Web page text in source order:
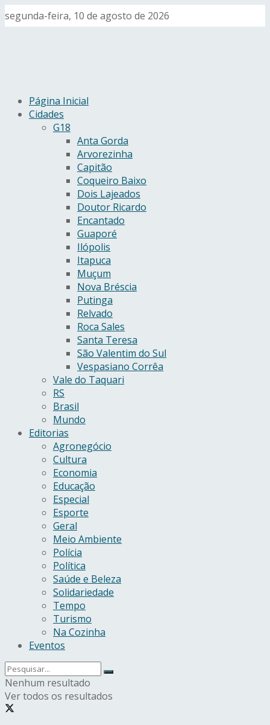
segunda-feira, 10 de agosto de 2026
Página Inicial
Cidades
G18
Anta Gorda
Arvorezinha
Capitão
Coqueiro Baixo
Dois Lajeados
Doutor Ricardo
Encantado
Guaporé
Ilópolis
Itapuca
Muçum
Nova Bréscia
Putinga
Relvado
Roca Sales
Santa Teresa
São Valentim do Sul
Vespasiano Corrêa
Vale do Taquari
RS
Brasil
Mundo
Editorias
Agronegócio
Cultura
Economia
Educação
Especial
Esporte
Geral
Meio Ambiente
Polícia
Política
Saúde e Beleza
Solidariedade
Tempo
Turismo
Na Cozinha
Eventos
Nenhum resultado
Ver todos os resultados